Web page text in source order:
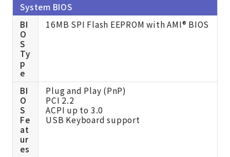
System BIOS
BI
O
S
Ty
p
e
16MB SPI Flash EEPROM with AMI® BIOS
BI
O
S
Fe
at
ur
es
Plug and Play (PnP)
PCI 2.2
ACPI up to 3.0
USB Keyboard support